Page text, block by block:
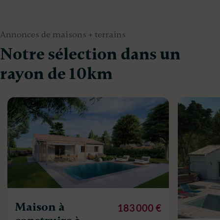
Annonces de maisons + terrains
Notre sélection dans un
rayon de 10km
Maison à
183 000 €